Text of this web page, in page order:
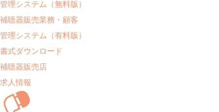
管理システム（無料版）
補聴器販売業務・顧客
管理システム（有料版）
書式ダウンロード
補聴器販売店
求人情報